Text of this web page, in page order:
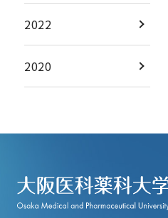
2022
2020